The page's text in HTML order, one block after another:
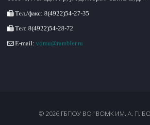
Тел./факс: 8(4922)54-27-35
Тел: 8(4922)54-28-72
E-mail: vomu@rambler.ru
© 2026 ГБПОУ ВО "ВОМК ИМ. А. П.